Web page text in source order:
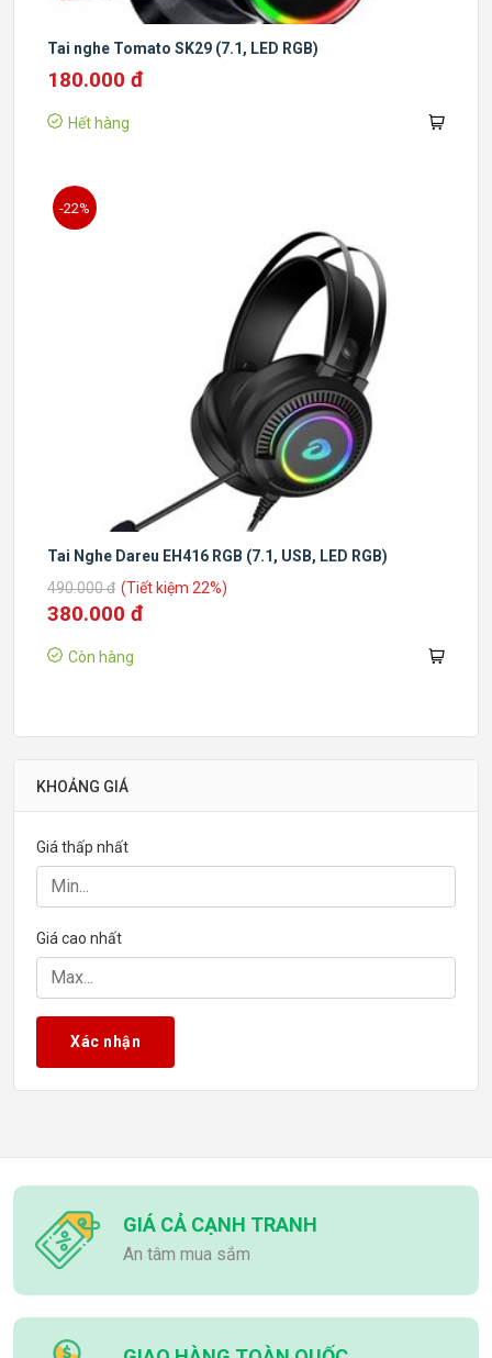
Tai nghe Tomato SK29 (7.1, LED RGB)
180.000 đ
Hết hàng
-22%
Tai Nghe Dareu EH416 RGB (7.1, USB, LED RGB)
490.000 đ (Tiết kiệm 22%)
380.000 đ
Còn hàng
KHOẢNG GIÁ
Giá thấp nhất
Giá cao nhất
Xác nhận
GIÁ CẢ CẠNH TRANH
An tâm mua sắm